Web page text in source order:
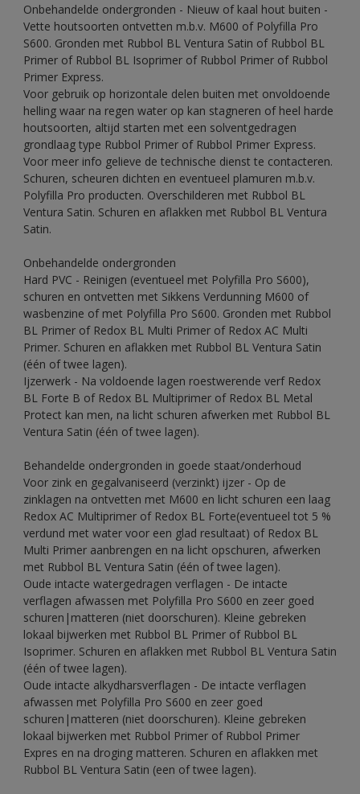
Onbehandelde ondergronden - Nieuw of kaal hout buiten -
Vette houtsoorten ontvetten m.b.v. M600 of Polyfilla Pro
S600. Gronden met Rubbol BL Ventura Satin of Rubbol BL
Primer of Rubbol BL Isoprimer of Rubbol Primer of Rubbol
Primer Express.
Voor gebruik op horizontale delen buiten met onvoldoende
helling waar na regen water op kan stagneren of heel harde
houtsoorten, altijd starten met een solventgedragen
grondlaag type Rubbol Primer of Rubbol Primer Express.
Voor meer info gelieve de technische dienst te contacteren.
Schuren, scheuren dichten en eventueel plamuren m.b.v.
Polyfilla Pro producten. Overschilderen met Rubbol BL
Ventura Satin. Schuren en aflakken met Rubbol BL Ventura
Satin.
Onbehandelde ondergronden
Hard PVC - Reinigen (eventueel met Polyfilla Pro S600),
schuren en ontvetten met Sikkens Verdunning M600 of
wasbenzine of met Polyfilla Pro S600. Gronden met Rubbol
BL Primer of Redox BL Multi Primer of Redox AC Multi
Primer. Schuren en aflakken met Rubbol BL Ventura Satin
(één of twee lagen).
Ijzerwerk - Na voldoende lagen roestwerende verf Redox
BL Forte B of Redox BL Multiprimer of Redox BL Metal
Protect kan men, na licht schuren afwerken met Rubbol BL
Ventura Satin (één of twee lagen).
Behandelde ondergronden in goede staat/onderhoud
Voor zink en gegalvaniseerd (verzinkt) ijzer - Op de
zinklagen na ontvetten met M600 en licht schuren een laag
Redox AC Multiprimer of Redox BL Forte(eventueel tot 5 %
verdund met water voor een glad resultaat) of Redox BL
Multi Primer aanbrengen en na licht opschuren, afwerken
met Rubbol BL Ventura Satin (één of twee lagen).
Oude intacte watergedragen verflagen - De intacte
verflagen afwassen met Polyfilla Pro S600 en zeer goed
schuren|matteren (niet doorschuren). Kleine gebreken
lokaal bijwerken met Rubbol BL Primer of Rubbol BL
Isoprimer. Schuren en aflakken met Rubbol BL Ventura Satin
(één of twee lagen).
Oude intacte alkydharsverflagen - De intacte verflagen
afwassen met Polyfilla Pro S600 en zeer goed
schuren|matteren (niet doorschuren). Kleine gebreken
lokaal bijwerken met Rubbol Primer of Rubbol Primer
Expres en na droging matteren. Schuren en aflakken met
Rubbol BL Ventura Satin (een of twee lagen).